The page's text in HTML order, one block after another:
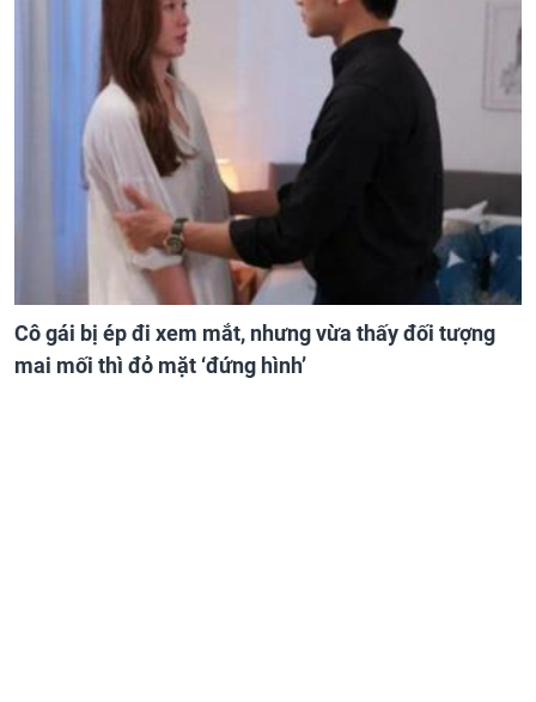
Cô gái bị ép đi xem mắt, nhưng vừa thấy đối tượng
mai mối thì đỏ mặt ‘đứng hình’